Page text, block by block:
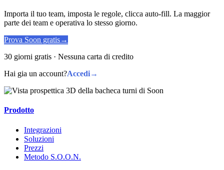
Importa il tuo team, imposta le regole, clicca auto-fill. La maggior
parte dei team e operativa lo stesso giorno.
Prova Soon gratis→
30 giorni gratis · Nessuna carta di credito
Hai gia un account?Accedi→
Prodotto
Integrazioni
Soluzioni
Prezzi
Metodo S.O.O.N.